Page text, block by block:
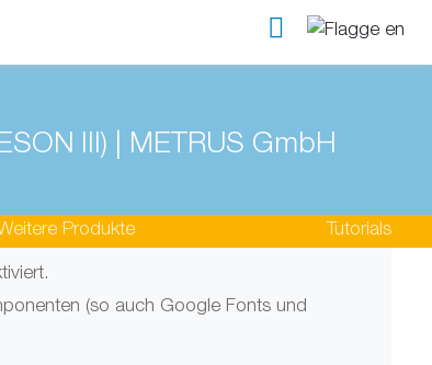
Produkte Tutorials
(so auch Google Fonts und